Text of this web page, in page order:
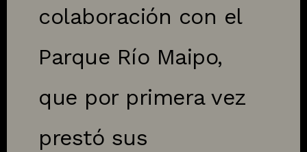
colaboración con el
Parque Río Maipo,
que por primera vez
prestó sus